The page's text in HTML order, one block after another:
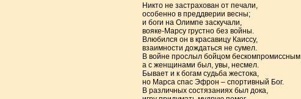
Никто не застрахован от печали,
особенно в преддверии весны;
и боги на Олимпе заскучали,
вояке-Марсу грустно без войны.
Влюбился он в красавицу Каиссу,
взаимности дождаться не сумел.
В войне прослыл бойцом бескомпромиссным,
а с женщинами был, увы, несмел.
Бывает и к богам судьба жестока,
но Марса спас Эфрон – спортивный Бог.
В различных состязаниях был дока,